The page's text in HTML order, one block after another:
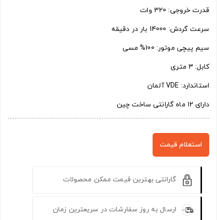
قدرت خروجی: 320 وات
سرعت گردش: 14000 بار در دقیقه
سیم پیچی موتور: 100% مسی
کابل: 3 متری
استاندارد: VDE آلمان
دارای ۱۲ ماه گارانتی ساخت چین
استعلام قیمت
گارانتی بهترین قیمت ممکن محصولات
ارسال به روز سفارشات در سریعترین زمان